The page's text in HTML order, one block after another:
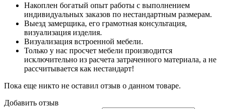
Накоплен богатый опыт работы с выполнением
индивидуальных заказов по нестандартным размерам.
Выезд замерщика, его грамотная консультация,
визуализация изделия.
Визуализация встроенной мебели.
Только у нас просчет мебели производится
исключительно из расчета затраченного материала, а не
рассчитывается как нестандарт!
Пока еще никто не оставил отзыв о данном товаре.
Добавить отзыв